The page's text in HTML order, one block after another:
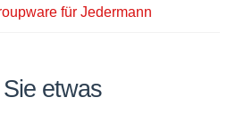
für Jedermann
etwas